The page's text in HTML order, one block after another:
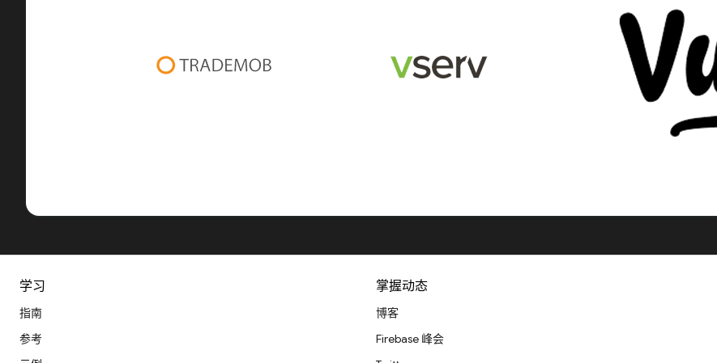
学习
指南
参考
掌握动态
博客
Firebase 峰会